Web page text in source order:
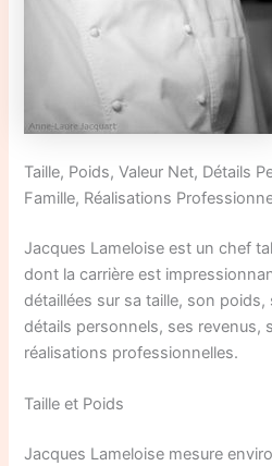
Taille, Poids, Valeur Net, Détails
Famille, Réalisations
Jacques Lameloise est un chef
dont la carrière est
détaillées sur sa taille, son poids,
détails personnels, ses revenus,
réalisations professionnelles.
Taille et Poids
Jacques Lameloise mesure